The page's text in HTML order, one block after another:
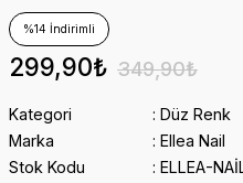
%14 İndirimli
299,90₺ 349,90₺
Kategori
Düz Renk
Marka
Ellea Nail
Stok Kodu
ELLEA-